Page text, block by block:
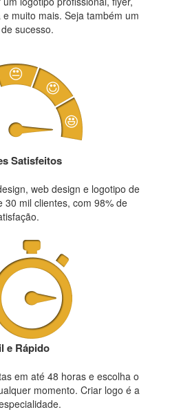
muito mais. Seja também um
sucesso.
Satisfeitos
web design e logotipo de
30 mil clientes, com 98% de
e Rápido
em até 48 horas e escolha o
momento. Criar logo é a